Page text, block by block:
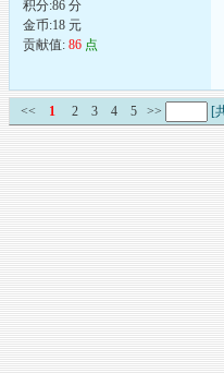
积分:86 分
金币:18 元
贡献值: 86 点
<< 1 2 3 4 5 >> [